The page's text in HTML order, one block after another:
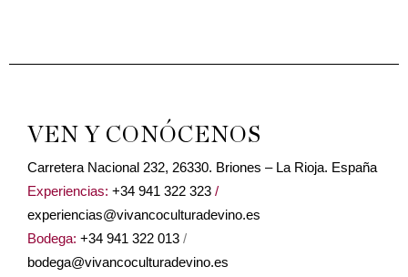
VEN Y CONÓCENOS
Carretera Nacional 232, 26330. Briones – La Rioja. España
Experiencias: +34 941 322 323 /
experiencias@vivancoculturadevino.es
Bodega: +34 941 322 013 /
bodega@vivancoculturadevino.es